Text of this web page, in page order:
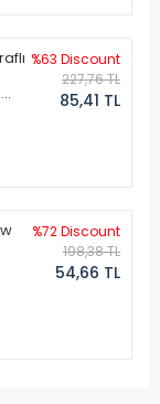
%63 Discount
227,76 TL
85,41 TL
%72 Discount
198,38 TL
54,66 TL